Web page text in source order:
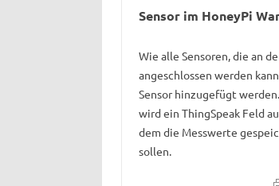
Sensor im HoneyPi
Wie alle Sensoren, die an
angeschlossen werden
Sensor hinzugefügt
wird ein ThingSpeak Feld
dem die Messwerte
sollen.